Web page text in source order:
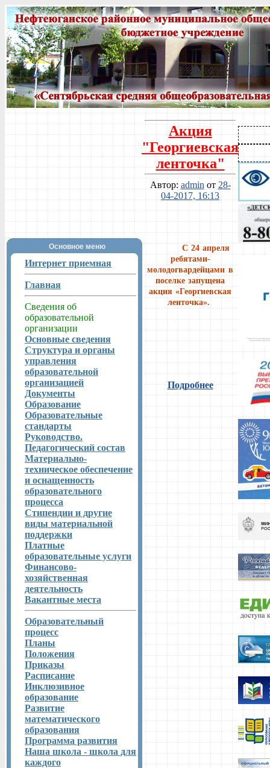
Основное меню
Интернет приемная
Главная
Сведения об
образовательной
организации
Основные сведения
Структура и органы
управления
образовательной
организацией
Документы
Образование
Образовательные
стандарты
Руководство.
Педагогический состав
Материально-
техническое обеспечение
и оснащенность
образовательного
процесса
Стипендии и другие
виды материальной
поддержки
Платные
образовательные услуги
Финансово-
хозяйственная
деятельность
Вакантные места
Образовательный
процесс
Планы
Положения
Приказы
Расписание
Инклюзивное
образование
Развитие
математического
образования
Программа развития
Наша школа - школа для
каждого
Акция
"Георгиевская
ленточка"
Автор: admin от 28-
04-2017, 16:13
С 24 апреля
ребятами-
молодогвардейцами в
поселке запущена
акция «Георгиевская
ленточка».
Подробнее